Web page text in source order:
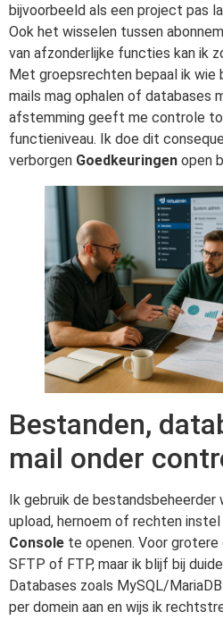
bijvoorbeeld als een project pas
Ook het wisselen tussen
van afzonderlijke functies kan ik
Met groepsrechten bepaal ik wie
mails mag ophalen of databases
afstemming geeft me controle
functieniveau. Ik doe dit
verborgen Goedkeuringen open
Bestanden,
mail onder
Ik gebruik de bestandsbeheerder
upload, hernoem of rechten
Console te openen. Voor
SFTP of FTP, maar ik blijf bij
Databases zoals MySQL/
per domein aan en wijs ik